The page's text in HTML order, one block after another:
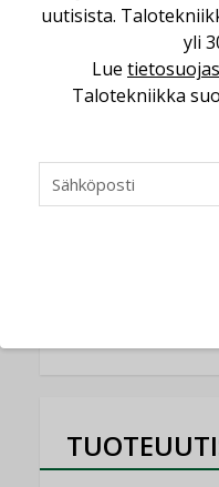
NIMITYKSET
Refair
NIMITYKSET
NIMITYKSET
Schneider
uutisista.
yli
Lue
Talotekniikka